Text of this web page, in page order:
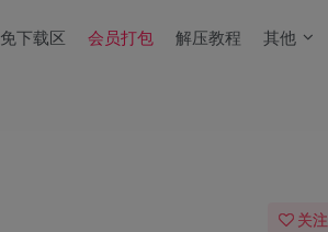
免下载区 会员打包 解压教程 其他
关注